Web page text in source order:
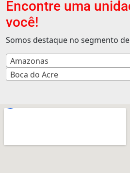
Encontre uma
você!
Somos destaque no segmento
Amazonas
Boca do Acre